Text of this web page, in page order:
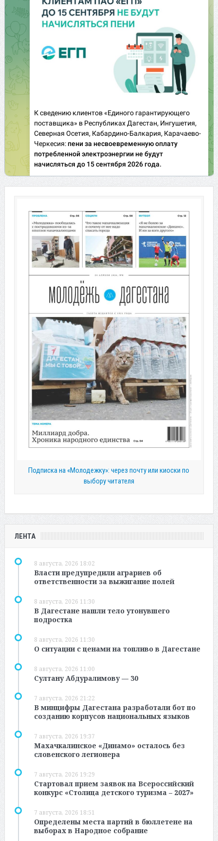
Подписка на «Молодежку»: через почту или киоски по
выбору читателя
ЛЕНТА
8 августа, 2026 18:02
Власти предупредили аграриев об
ответственности за выжигание полей
8 августа, 2026 11:30
В Дагестане нашли тело утонувшего
подростка
8 августа, 2026 11:30
О ситуации с ценами на топливо в Дагестане
8 августа, 2026 11:00
Султану Абдуралимову — 30
7 августа, 2026 21:22
В минцифры Дагестана разработали бот по
созданию корпусов национальных языков
7 августа, 2026 19:37
Махачкалинское «Динамо» осталось без
словенского легионера
7 августа, 2026 19:29
Стартовал прием заявок на Всероссийский
конкурс «Столица детского туризма – 2027»
7 августа, 2026 18:51
Определены места партий в бюллетене на
выборах в Народное собрание